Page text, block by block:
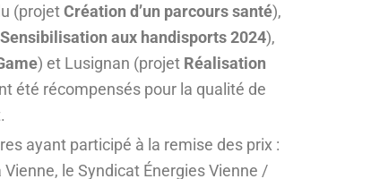
(projetCréation d’un parcours santé),
Sensibilisation aux handisports 2024),
) et Lusignan (projet Réalisation
été récompensés pour la qualité de
ayant participé à la remise des prix :
le Syndicat Énergies Vienne /